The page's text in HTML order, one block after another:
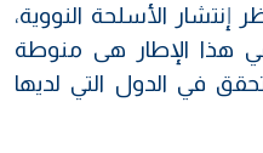
إنتشار الأسلحة النووية،
هذا الإطار هى منوطة
في الدول التي لديها